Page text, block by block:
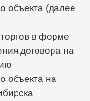
объекта (далее
в форме
договора на
объекта на